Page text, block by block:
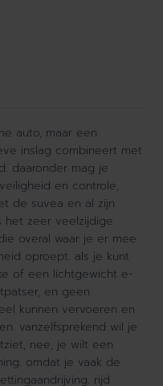
auto, maar een
inslag combineert met
daaronder mag je
en controle,
de suvea en al zijn
het zeer veelzijdige
overal waar je er mee
oproept. als je kunt
of een lichtgewicht e-
en geen
kunnen vervoeren en
vanzelfsprekend wil je
nee, je wilt een
omdat je vaak de
rijd